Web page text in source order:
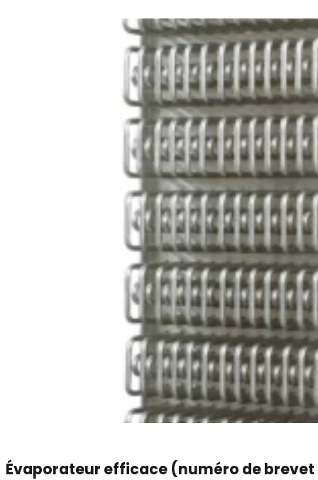
Évaporateur efficace (numéro de brevet